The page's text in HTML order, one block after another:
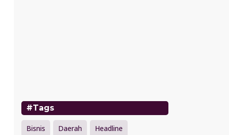
#Tags
Bisnis Daerah Headline